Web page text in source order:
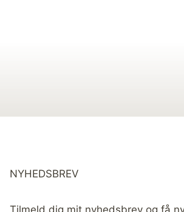
NYHEDSBREV
Tilmeld dig mit nyhedsbrev og få